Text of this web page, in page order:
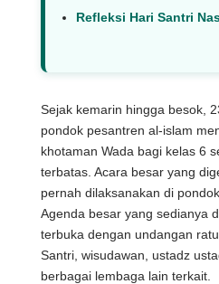
Refleksi Hari Santri
Sejak kemarin hingga besok,
pondok pesantren al-islam
khotaman Wada bagi kelas 6
terbatas. Acara besar yang
pernah dilaksanakan di
Agenda besar yang sedianya
terbuka dengan undangan
Santri, wisudawan, ustadz
berbagai lembaga lain terkait.